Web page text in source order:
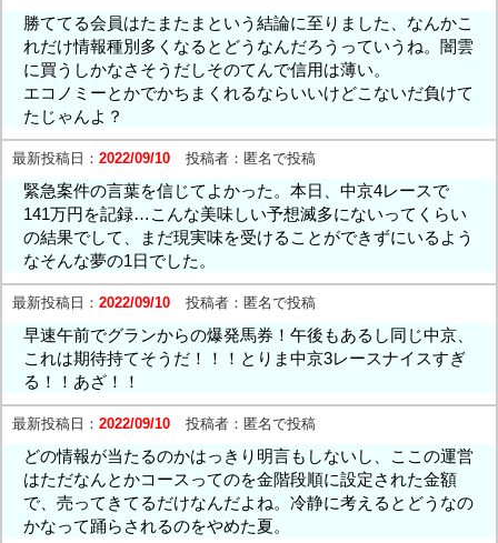
勝ててる会員はたまたまという結論に至りました、なんかこ
れだけ情報種別多くなるとどうなんだろうっていうね。闇雲
に買うしかなさそうだしそのてんで信用は薄い。
エコノミーとかでかちまくれるならいいけどこないだ負けて
たじゃんよ？
最新投稿日： 2022/09/10 投稿者： 匿名で投稿
緊急案件の言葉を信じてよかった。本日、中京4レースで
141万円を記録…こんな美味しい予想滅多にないってくらい
の結果でして、まだ現実味を受けることができずにいるよう
なそんな夢の1日でした。
最新投稿日： 2022/09/10 投稿者： 匿名で投稿
早速午前でグランからの爆発馬券！午後もあるし同じ中京、
これは期待持てそうだ！！！とりま中京3レースナイスすぎ
る！！あざ！！
最新投稿日： 2022/09/10 投稿者： 匿名で投稿
どの情報が当たるのかはっきり明言もしないし、ここの運営
はただなんとかコースってのを金階段順に設定された金額
で、売ってきてるだけなんだよね。冷静に考えるとどうなの
かなって踊らされるのをやめた夏。